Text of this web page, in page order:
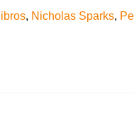
libros, Nicholas Sparks,